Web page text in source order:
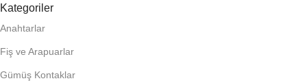
Kategoriler
Anahtarlar
Fiş ve Arapuarlar
Gümüş Kontaklar